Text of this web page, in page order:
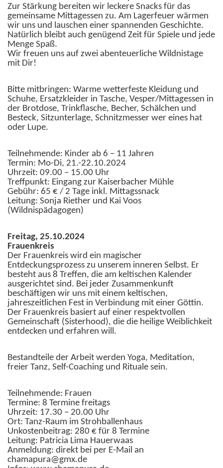
Zur Stärkung bereiten wir leckere Snacks für das
gemeinsame Mittagessen zu. Am Lagerfeuer wärmen
wir uns und lauschen einer spannenden Geschichte.
Natürlich bleibt auch genügend Zeit für Spiele und jede
Menge Spaß.
Wir freuen uns auf zwei abenteuerliche Wildnistage
mit Dir!
Bitte mitbringen: Warme wetterfeste Kleidung und
Schuhe, Ersatzkleider in Tasche, Vesper/Mittagessen in
der Brotdose, Trinkflasche, Becher, Schälchen und
Besteck, Sitzunterlage, Schnitzmesser wer eines hat
oder Lupe.
Teilnehmende: Kinder ab 6 – 11 Jahren
Termin: Mo-Di, 21.-22.10.2024
Uhrzeit: 09.00 – 15.00 Uhr
Treffpunkt: Eingang zur Kaiserbacher Mühle
Gebühr: 65 € / 2 Tage inkl. Mittagssnack
Leitung: Sonja Riether und Kai Voos
(Wildnispädagogen)
Freitag, 25.10.2024
Frauenkreis
Der Frauenkreis wird ein magischer
Entdeckungsprozess zu unserem inneren Selbst. Er
besteht aus 8 Treffen, die am keltischen Kalender
ausgerichtet sind. Bei jeder Zusammenkunft
beschäftigen wir uns mit einem keltischen,
jahreszeitlichen Fest in Verbindung mit einer Göttin.
Der Frauenkreis basiert auf einer respektvollen
Gemeinschaft (Sisterhood), die die heilige Weiblichkeit
entdecken und erfahren will.
Bestandteile der Arbeit werden Yoga, Meditation,
freier Tanz, Self-Coaching und Rituale sein.
Teilnehmende: Frauen
Termine: 8 Termine freitags
Uhrzeit: 17.30 – 20.00 Uhr
Ort: Tanz-Raum im Strohballenhaus
Unkostenbeitrag: 280 € für 8 Termine
Leitung: Patricia Lima Hauerwaas
Anmeldung: direkt bei per E-Mail an
chamapura@gmx.de